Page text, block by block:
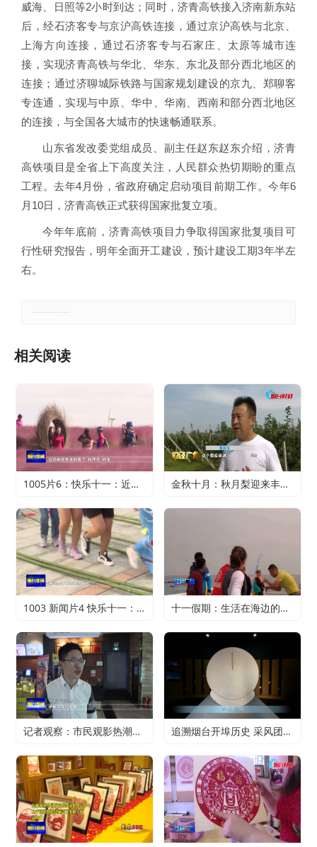
威海、日照等2小时到达；同时，济青高铁接入济南新东站
后，经石济客专与京沪高铁连接，通过京沪高铁与北京、
上海方向连接，通过石济客专与石家庄、太原等城市连
接，实现济青高铁与华北、华东、东北及部分西北地区的
连接；通过济聊城际铁路与国家规划建设的京九、郑聊客
专连通，实现与中原、华中、华南、西南和部分西北地区
的连接，与全国各大城市的快速畅通联系。
山东省发改委党组成员、副主任赵东赵东介绍，济青
高铁项目是全省上下高度关注，人民群众热切期盼的重点
工程。去年4月份，省政府确定启动项目前期工作。今年6
月10日，济青高铁正式获得国家批复立项。
今年年底前，济青高铁项目力争取得国家批复项目可
行性研究报告，明年全面开工建设，预计建设工期3年半左
右。
相关阅读
1005片6：快乐十一：近郊游火爆 家门口轻松过假期 金秋十月：秋月梨迎来丰收 农户赚得满心欢喜
1003 新闻片4 快乐十一：寻特色旅游 享精彩假期 十一假期：生活在海边的正确打开方式
记者观察：市民观影热潮升温 电影行业加快复苏 追溯烟台开埠历史 采风团走进烟台山开埠陈列馆